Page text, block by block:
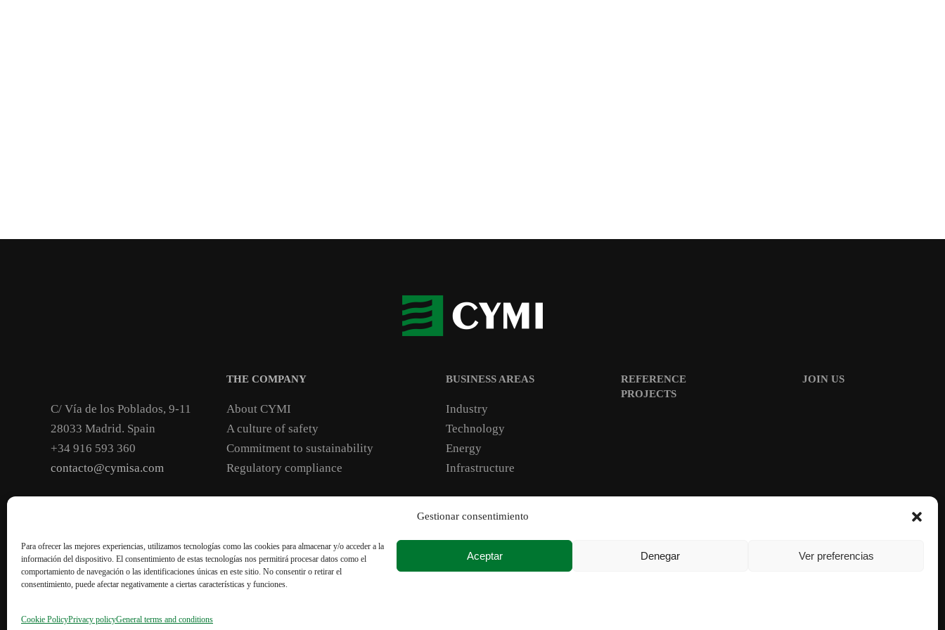
Gestionar consentimiento
Para ofrecer las mejores experiencias, utilizamos tecnologías como las cookies para almacenar y/o acceder a la
información del dispositivo. El consentimiento de estas tecnologías nos permitirá procesar datos como el
comportamiento de navegación o las identificaciones únicas en este sitio. No consentir o retirar el
consentimiento, puede afectar negativamente a ciertas características y funciones.
Aceptar Denegar Ver preferencias
Cookie PolicyPrivacy policyGeneral terms and conditions
C/ Vía de los Poblados, 9-11
28033 Madrid. Spain
+34 916 593 360
contacto@cymisa.com
THE COMPANY
About CYMI
A culture of safety
Commitment to sustainability
Regulatory compliance
BUSINESS AREAS
Industry
Technology
Energy
Infrastructure
REFERENCE
PROJECTS
JOIN US